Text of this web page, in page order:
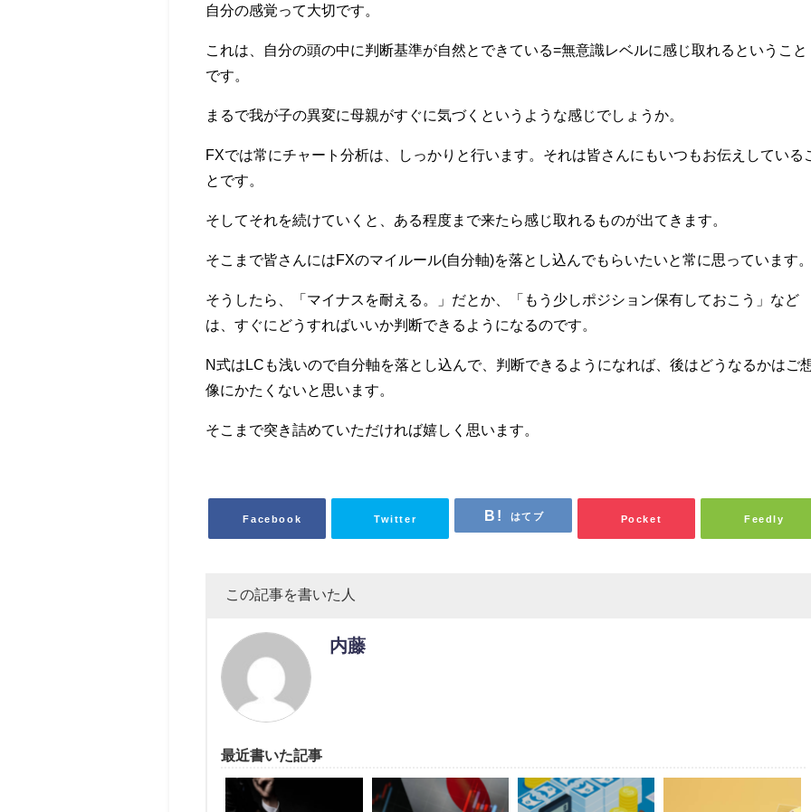
自分の感覚って大切です。
これは、自分の頭の中に判断基準が自然とできている=無意識レベルに感じ取れるということ
です。
まるで我が子の異変に母親がすぐに気づくというような感じでしょうか。
FXでは常にチャート分析は、しっかりと行います。それは皆さんにもいつもお伝えしている
とです。
そしてそれを続けていくと、ある程度まで来たら感じ取れるものが出てきます。
そこまで皆さんにはFXのマイルール(自分軸)を落とし込んでもらいたいと常に思っています
そうしたら、「マイナスを耐える。」だとか、「もう少しポジション保有しておこう」など
は、すぐにどうすればいいか判断できるようになるのです。
N式はLCも浅いので自分軸を落とし込んで、判断できるようになれば、後はどうなるかはご
像にかたくないと思います。
そこまで突き詰めていただければ嬉しく思います。
Facebook Twitter はてブ Pocket Feedly
この記事を書いた人
内藤
最近書いた記事